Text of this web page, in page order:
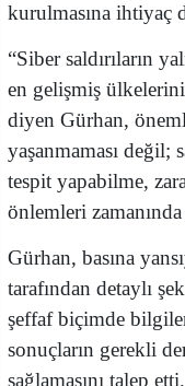
kurulmasına ihtiyaç
“Siber saldırıların
en gelişmiş
diyen Gürhan,
yaşanmaması değil;
tespit yapabilme,
önlemleri
Gürhan, basına
tarafından detaylı
şeffaf biçimde
sonuçların gerekli
sağlamasını talep etti.